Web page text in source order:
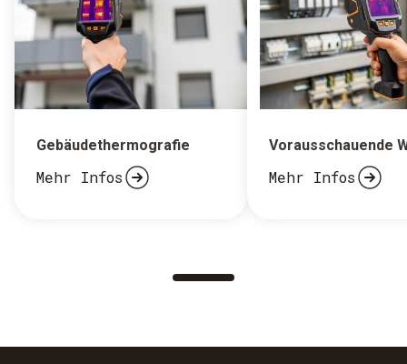
Gebäudethermografie
Mehr Infos
Vorausschauende
Mehr Infos